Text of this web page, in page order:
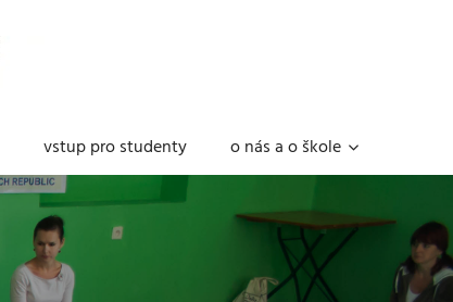
vstup pro studenty o nás a o škole